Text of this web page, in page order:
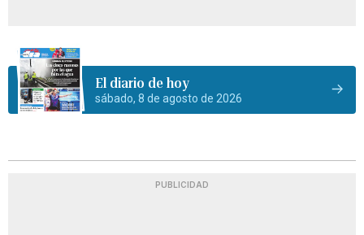
El diario de hoy
sábado, 8 de agosto de 2026
PUBLICIDAD